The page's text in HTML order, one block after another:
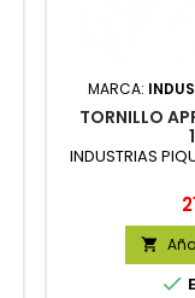
MARCA:
TORNILLO
INDUSTRIAS

